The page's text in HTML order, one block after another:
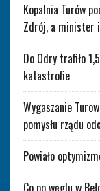
Kopalnia Turów
Zdrój, a minister
Do Odry trafiło
katastrofie
Wygaszanie
pomysłu rządu
Powiało
Co po węglu w